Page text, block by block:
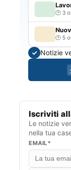
3
5
✓ Notizie
Iscriviti
Le notizie
nella tua
EMAIL*